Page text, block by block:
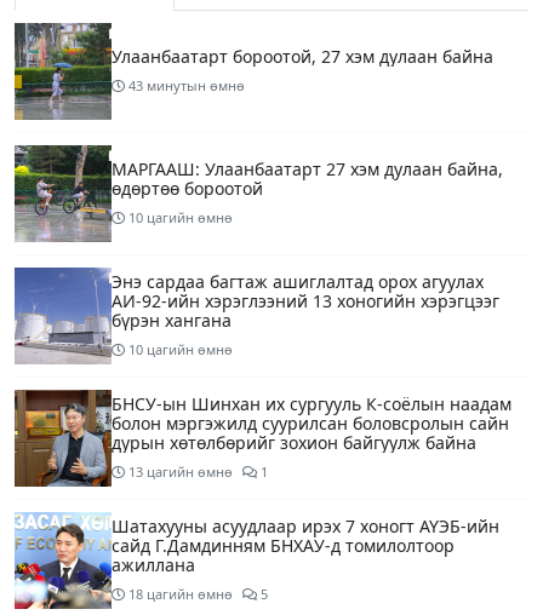
Улаанбаатарт бороотой, 27 хэм дулаан байна
43 минутын өмнө
МАРГААШ: Улаанбаатарт 27 хэм дулаан байна,
өдөртөө бороотой
10 цагийн өмнө
Энэ сардаа багтаж ашиглалтад орох агуулах
АИ-92-ийн хэрэглээний 13 хоногийн хэрэгцээг
бүрэн хангана
10 цагийн өмнө
БНСУ-ын Шинхан их сургууль К-соёлын наадам
болон мэргэжилд суурилсан боловсролын сайн
дурын хөтөлбөрийг зохион байгуулж байна
13 цагийн өмнө 1
Шатахууны асуудлаар ирэх 7 хоногт АҮЭБ-ийн
сайд Г.Дамдинням БНХАУ-д томилолтоор
ажиллана
18 цагийн өмнө 5